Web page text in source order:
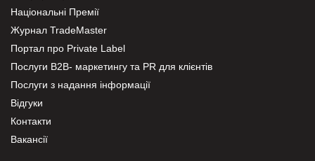
Національні Премії
Журнал TradeMaster
Портал про Private Label
Послуги В2В- маркетингу та PR для клієнтів
Послуги з надання інформації
Відгуки
Контакти
Вакансії